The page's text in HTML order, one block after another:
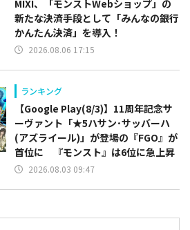
MIXI、「モンストWebショップ」の
新たな決済手段として「みんなの銀行
かんたん決済」を導入！
2026.08.06 17:15
ランキング
【Google Play(8/3)】11周年記念サ
ーヴァント「★5ハサン･サッバーハ
(アズライール)」が登場の『FGO』が
首位に 『モンスト』は6位に急上昇
2026.08.03 09:47